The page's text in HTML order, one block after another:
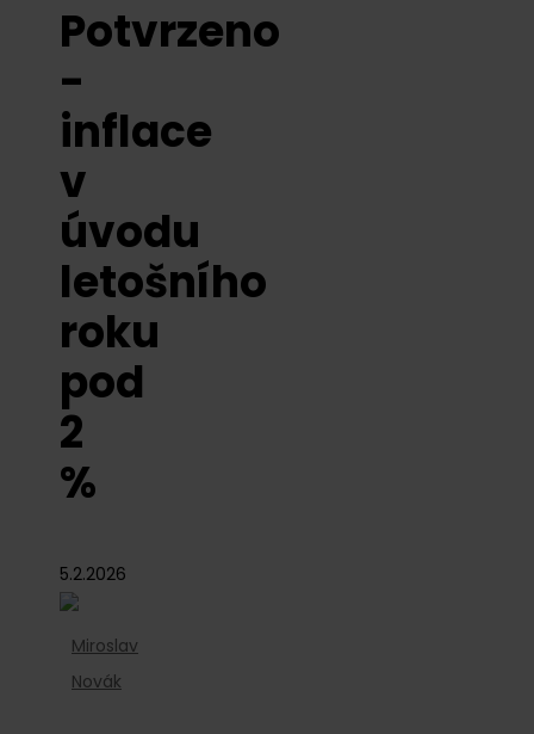
Potvrzeno
-
inflace
v
úvodu
letošního
roku
pod
2
%
5.2.2026
Miroslav
Novák